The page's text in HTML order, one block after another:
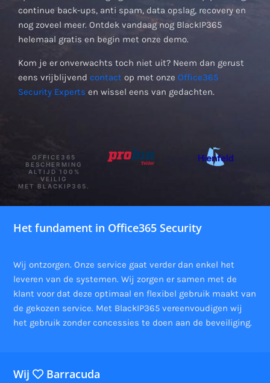
continue back-ups, anti spam, data opslag, recovery en
nog zoveel meer. Ontdek vandaag nog BlackIP365
helemaal gratis en begin met onze demo.
Kom je er onverwachts toch niet uit? Neem dan gerust
eens vrijblijvend contact op met onze Office365
Security Experts en wissel eens van gedachten.
OFFICE365
BESCHERMING
ALTIJD 100%
VEILIG
MET BLACKIP365.
Het fundament in Office365 Security
Wij ontzorgen. Onze service gaat verder dan enkel het
leveren van de systemen. Wij zorgen er samen met de
klant voor dat deze optimaal en flexibel gebruik maakt van
de gekozen service. Met BlackIP365 vereenvoudigen wij
het gebruik zonder concessies te doen aan de beveiliging.
Wij Barracuda